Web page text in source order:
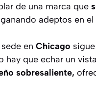
de una marca que
adeptos en el
en Chicago
hay que echar un
sobresaliente,